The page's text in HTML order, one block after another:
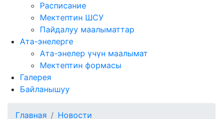
Расписание
Мектептин ШСУ
Пайдалуу маалыматтар
Ата-энелерге
Ата-энелер үчүн маалымат
Мектептин формасы
Галерея
Байланышуу
Главная Новости